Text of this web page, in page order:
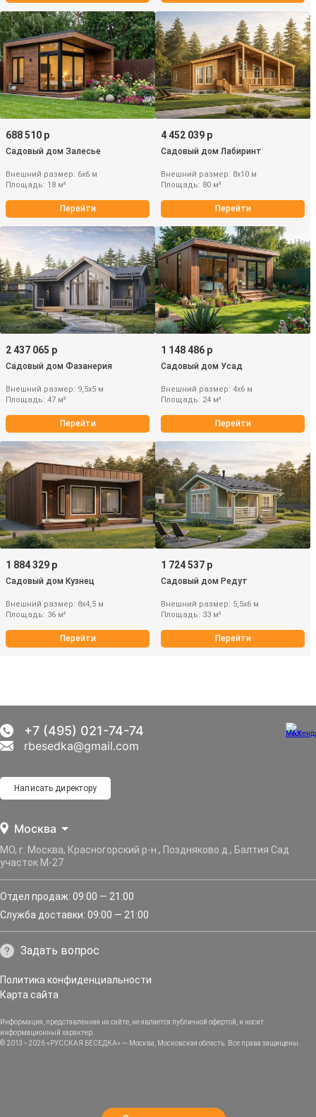
688 510 р
Садовый дом Залесье
Внешний размер: 6х6 м
Площадь: 18 м²
Перейти
4 452 039 р
Садовый дом Лабиринт
Внешний размер: 8х10 м
Площадь: 80 м²
Перейти
2 437 065 р
Садовый дом Фазанерия
Внешний размер: 9,5х5 м
Площадь: 47 м²
Перейти
1 148 486 р
Садовый дом Усад
Внешний размер: 4х6 м
Площадь: 24 м²
Перейти
1 884 329 р
Садовый дом Кузнец
Внешний размер: 8х4,5 м
Площадь: 36 м²
Перейти
1 724 537 р
Садовый дом Редут
Внешний размер: 5,5х6 м
Площадь: 33 м²
Перейти
Москва
МО, г. Москва, Красногорский р-н., Поздняково д., Балтия Сад
участок М-27
Отдел продаж: 09:00 — 21:00
Служба доставки: 09:00 — 21:00
Написать директору
+7 (495) 021-74-74
rbesedka@gmail.com
Задать вопрос
Политика конфиденциальности
Карта сайта
© 2013–2026 «РУССКАЯ БЕСЕДКА» — Москва, Московская область. Все права защищены.
Информация, представленная на сайте, не является публичной офертой, и носит
информационный характер.